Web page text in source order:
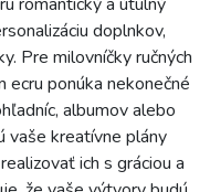
doplnkov,
Pre milovníčky ručných
ecru ponúka nekonečné
albumov alebo
vaše kreatívne plány
ich s gráciou a